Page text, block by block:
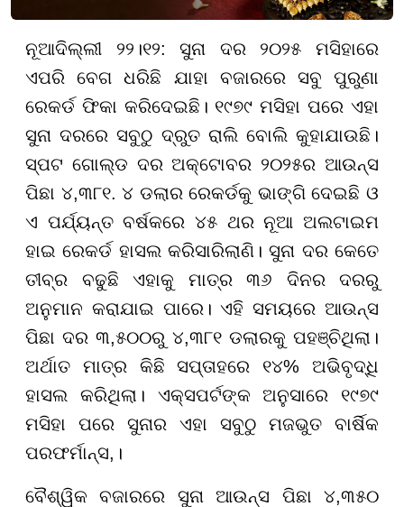
ନୂଆଦିଲ୍ଲୀ ୨୨।୧୨: ସୁନା ଦର ୨୦୨୫ ମସିହାରେ
ଏପରି ବେଗ ଧରିଛି ଯାହା ବଜାରରେ ସବୁ ପୁରୁଣା
ରେକର୍ଡ ଫିକା କରିଦେଇଛି। ୧୯୭୯ ମସିହା ପରେ ଏହା
ସୁନା ଦରରେ ସବୁଠୁ ଦ୍ରୁତ ରାଲି ବୋଲି କୁହାଯାଉଛି।
ସ୍ପଟ ଗୋଲ୍ଡ ଦର ଅକ୍ଟୋବର ୨୦୨୫ର ଆଉନ୍ସ
ପିଛା ୪,୩୮୧. ୪ ଡଲାର ରେକର୍ଡକୁ ଭାଙ୍ଗି ଦେଇଛି ଓ
ଏ ପର୍ଯ୍ୟନ୍ତ ବର୍ଷକରେ ୪୫ ଥର ନୂଆ ଅଲଟାଇମ
ହାଇ ରେକର୍ଡ ହାସଲ କରିସାରିଲାଣି। ସୁନା ଦର କେତେ
ତୀବ୍ର ବଢୁଛି ଏହାକୁ ମାତ୍ର ୩୬ ଦିନର ଦରରୁ
ଅନୁମାନ କରାଯାଇ ପାରେ। ଏହି ସମୟରେ ଆଉନ୍ସ
ପିଛା ଦର ୩,୫୦୦ରୁ ୪,୩୮୧ ଡଲାରକୁ ପହଞ୍ଚିଥିଲା।
ଅର୍ଥାତ ମାତ୍ର କିଛି ସପ୍ତାହରେ ୧୪% ଅଭିବୃଦ୍ଧି
ହାସଲ କରିଥିଲା। ଏକ୍ସପର୍ଟଙ୍କ ଅନୁସାରେ ୧୯୭୯
ମସିହା ପରେ ସୁନାର ଏହା ସବୁଠୁ ମଜଭୁତ ବାର୍ଷିକ
ପରଫର୍ମାନ୍ସ,।
ବୈଶ୍ୱିକ ବଜାରରେ ସୁନା ଆଉନ୍ସ ପିଛା ୪,୩୫୦